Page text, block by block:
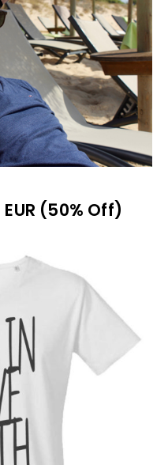
(50% Off)